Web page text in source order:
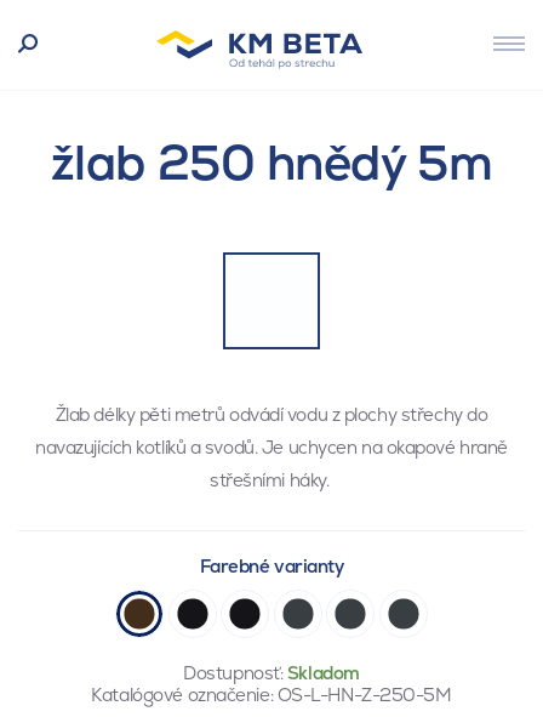
žlab 250 hnědý 5m
Žlab délky pěti metrů odvádí vodu z plochy střechy do
navazujících kotlíků a svodů. Je uchycen na okapové hraně
střešními háky.
Farebné varianty
Dostupnosť:Skladom
Katalógové označenie: OS-L-HN-Z-250-5M